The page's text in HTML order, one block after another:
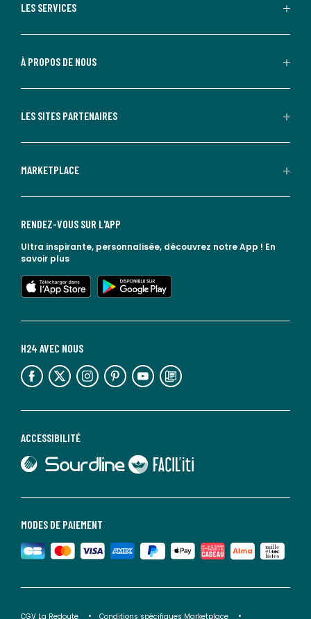
LES SERVICES
À PROPOS DE NOUS
LES SITES PARTENAIRES
MARKETPLACE
MODES DE PAIEMENT
ACCESSIBILITÉ
lien vers Sourdline
lien vers Faciliti
H24 AVEC NOUS
lien vers l'espace réseaux sociaux lien vers l'espace réseaux sociaux lien vers l'espace réseaux sociaux lien vers l'espace réseaux sociaux lien vers l'espace réseaux sociaux lien vers le blog la redoute
RENDEZ-VOUS SUR L'APP
Ultra inspirante, personnalisée, découvrez notre App ! En
savoir plus
lien vers l'app store
lien vers google play
CGV La Redoute Conditions spécifiques Marketplace